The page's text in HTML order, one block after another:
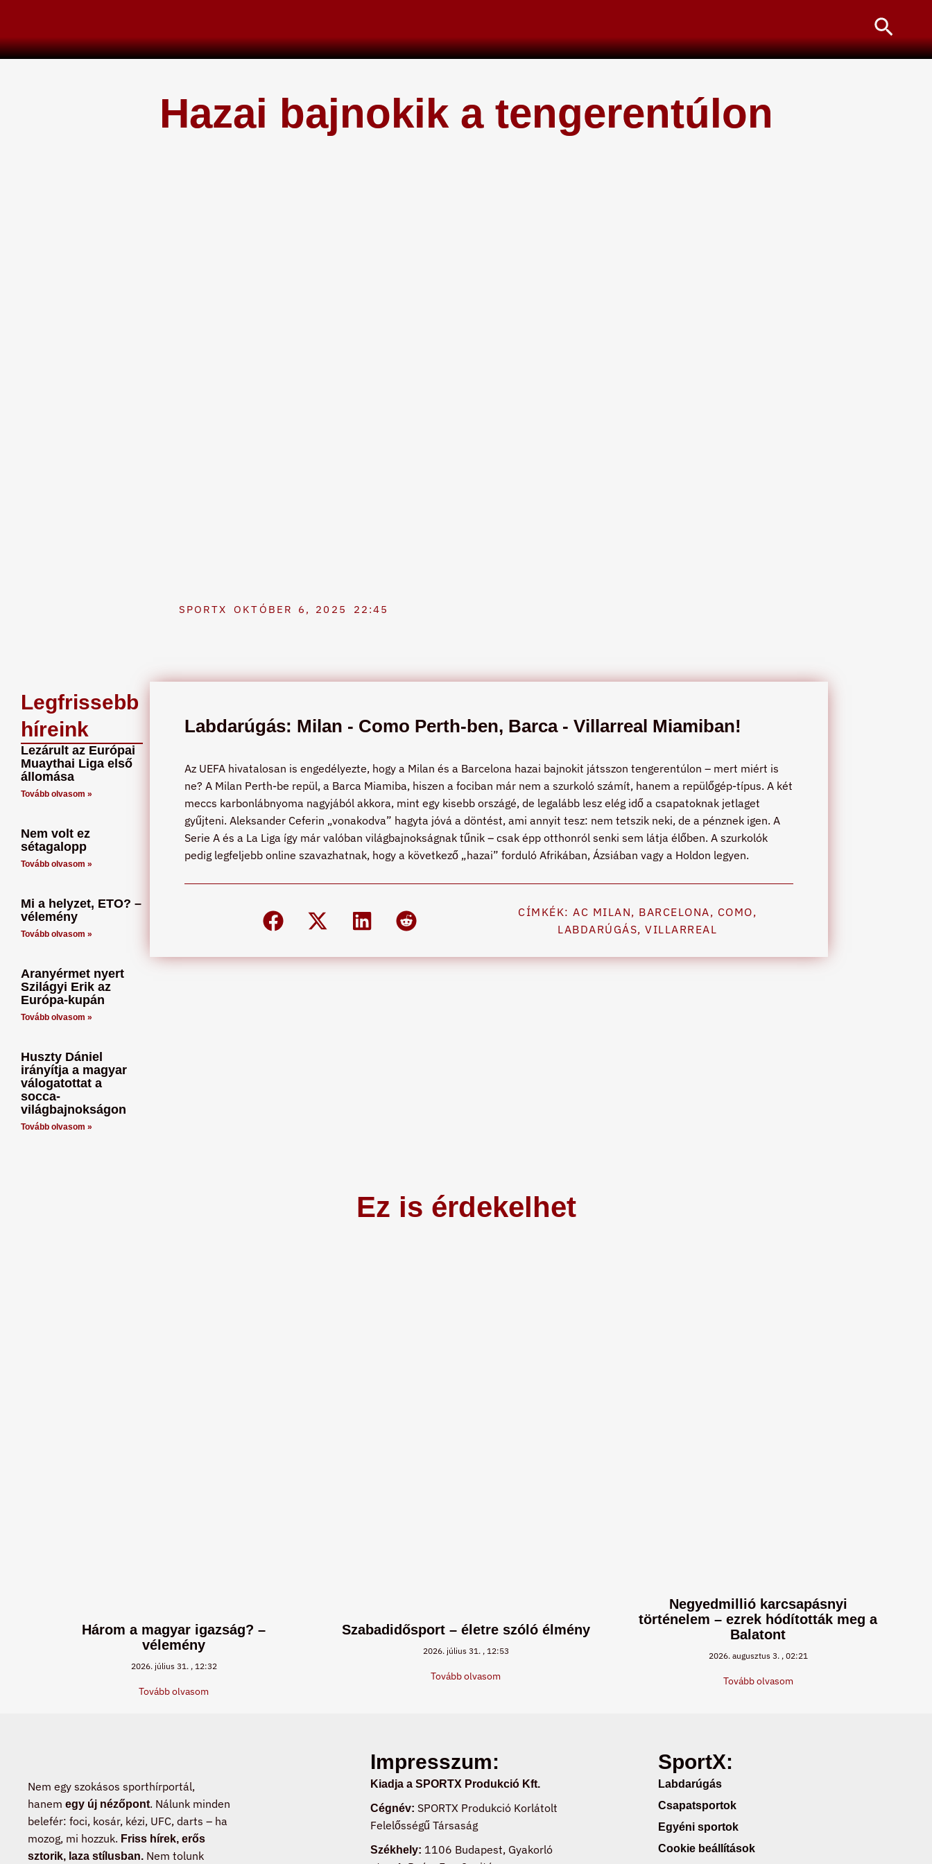
content
Hazai bajnokik a tengerentúlon
SPORTX OKTÓBER 6, 2025 22:45
Legfrissebb
híreink
Lezárult az Európai
Muaythai Liga első
állomása
Tovább olvasom »
Nem volt ez
sétagalopp
Tovább olvasom »
Mi a helyzet, ETO? –
vélemény
Tovább olvasom »
Aranyérmet nyert
Szilágyi Erik az
Európa-kupán
Tovább olvasom »
Huszty Dániel
irányítja a magyar
válogatottat a
socca-
világbajnokságon
Tovább olvasom »
Labdarúgás: Milan - Como Perth-ben, Barca - Villarreal Miamiban!
Az UEFA hivatalosan is engedélyezte, hogy a Milan és a Barcelona hazai bajnokit játsszon tengerentúlon – mert miért is
ne? A Milan Perth-be repül, a Barca Miamiba, hiszen a fociban már nem a szurkoló számít, hanem a repülőgép-típus. A két
meccs karbonlábnyoma nagyjából akkora, mint egy kisebb országé, de legalább lesz elég idő a csapatoknak jetlaget
gyűjteni. Aleksander Ceferin „vonakodva” hagyta jóvá a döntést, ami annyit tesz: nem tetszik neki, de a pénznek igen. A
Serie A és a La Liga így már valóban világbajnokságnak tűnik – csak épp otthonról senki sem látja élőben. A szurkolók
pedig legfeljebb online szavazhatnak, hogy a következő „hazai” forduló Afrikában, Ázsiában vagy a Holdon legyen.
CÍMKÉK:AC MILAN, BARCELONA, COMO,
LABDARÚGÁS,VILLARREAL
Ez is érdekelhet
Három a magyar igazság? –
vélemény
2026. július 31. 12:32
Tovább olvasom
Szabadidősport – életre szóló élmény
2026. július 31. 12:53
Tovább olvasom
Negyedmillió karcsapásnyi
történelem – ezrek hódították meg a
Balatont
2026. augusztus 3. 02:21
Tovább olvasom
Nem egy szokásos sporthírportál,
hanem egy új nézőpont. Nálunk minden
belefér: foci, kosár, kézi, UFC, darts – ha
mozog, mi hozzuk. Friss hírek, erős
sztorik, laza stílusban. Nem tolunk
Impresszum:
Kiadja a SPORTX Produkció Kft.
Cégnév: SPORTX Produkció Korlátolt
Felelősségű Társaság
Székhely: 1106 Budapest, Gyakorló
SportX:
Labdarúgás
Csapatsportok
Egyéni sportok
Cookie beállítások